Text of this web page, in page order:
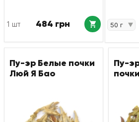
1 шт 484 грн
Пу-эр Белые почки
Люй Я Бао
Пу-